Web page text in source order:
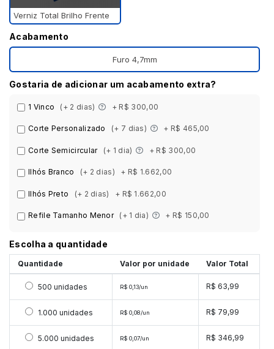
Verniz Total Brilho Frente
Acabamento
Furo 4,7mm
Gostaria de adicionar um acabamento extra?
1 Vinco (+ 2 dias) + R$ 300,00
Corte Personalizado (+ 7 dias) + R$ 465,00
Corte Semicircular (+ 1 dia) + R$ 300,00
Ilhós Branco (+ 2 dias) + R$ 1.662,00
Ilhós Preto (+ 2 dias) + R$ 1.662,00
Refile Tamanho Menor (+ 1 dia) + R$ 150,00
Escolha a quantidade
Quantidade Valor por unidade Valor Total
Selecionar 500 unidades
500 unidades R$ 0,13/un R$ 63,99
Selecionar 1000 unidades
1.000 unidades R$ 0,08/un R$ 79,99
Selecionar 5000 unidades
5.000 unidades R$ 0,07/un R$ 346,99